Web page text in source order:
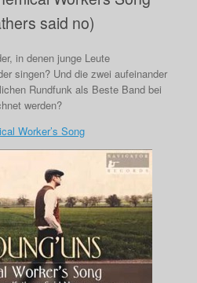
said no)
in denen junge Leute
singen? Und die zwei aufeinander
Rundfunk als Beste Band bei
werden?
Worker’s Song